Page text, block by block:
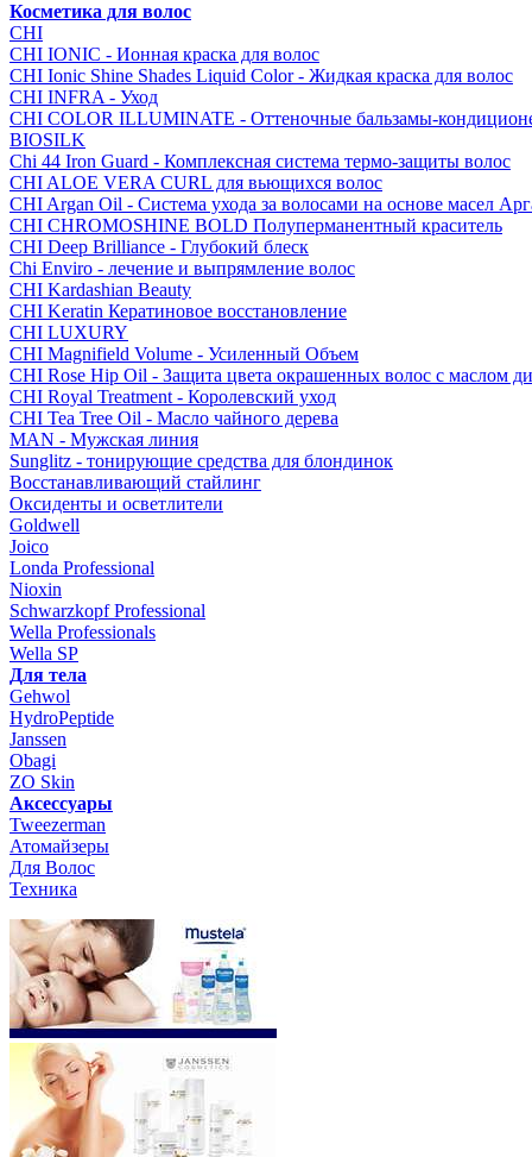
Косметика для волос
CHI
CHI IONIC - Ионная краска для волос
CHI Ionic Shine Shades Liquid Color - Жидкая краска для волос
CHI INFRA - Уход
CHI COLOR ILLUMINATE - Оттеночные бальзамы-
BIOSILK
Chi 44 Iron Guard - Комплексная система термо-защиты волос
CHI ALOE VERA CURL для вьющихся волос
CHI Argan Oil - Cистема ухода за волосами на основе масел
CHI CHROMOSHINE BOLD Полуперманентный краситель
CHI Deep Brilliance - Глубокий блеск
Chi Enviro - лечение и выпрямление волос
CHI Kardashian Beauty
CHI Keratin Кератиновое восстановление
CHI LUXURY
CHI Magnifield Volume - Усиленный Объем
CHI Rose Hip Oil - Защита цвета окрашенных волос с маслом
CHI Royal Treatment - Королевский уход
CHI Tea Tree Oil - Масло чайного дерева
MAN - Мужская линия
Sunglitz - тонирующие средства для блондинок
Восстанавливающий стайлинг
Оксиденты и осветлители
Goldwell
Joico
Londa Professional
Nioxin
Schwarzkopf Professional
Wella Professionals
Wella SP
Для тела
Gehwol
HydroPeptide
Janssen
Obagi
ZO Skin
Aксессуары
Tweezerman
Атомайзеры
Для Волос
Техника